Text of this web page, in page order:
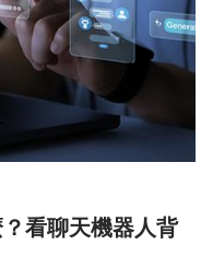
看聊天機器人背